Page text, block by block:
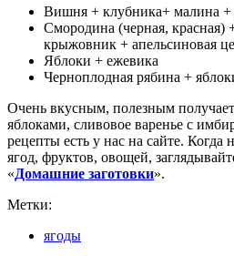
Вишня + клубника+ малина +
Смородина (черная, красная)
крыжовник + апельсиновая
Яблоки + ежевика
Черноплодная рябина +
Очень вкусным, полезным
яблоками, сливовое варенье с
рецепты есть у нас на сайте. Когда
ягод, фруктов, овощей,
«Домашние заготовки».
Метки:
ягоды